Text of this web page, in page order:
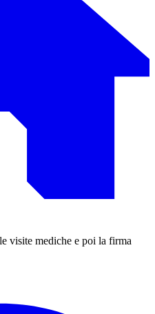
visite mediche e poi la firma